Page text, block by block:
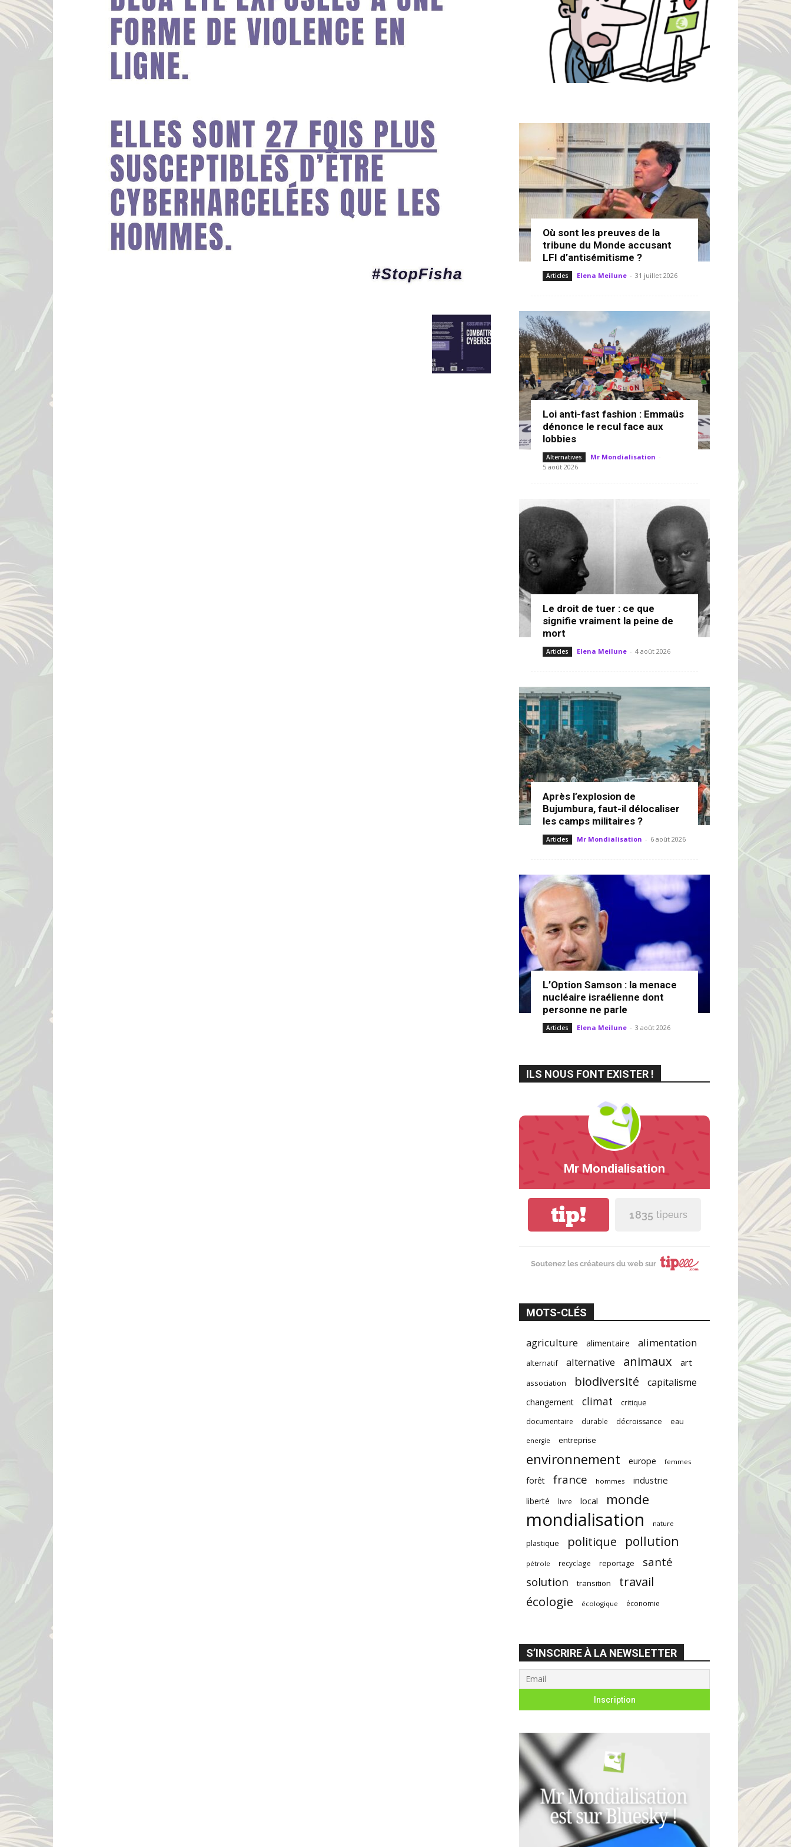
Où sont les preuves de la
tribune du Monde accusant
LFI d’antisémitisme ?
Articles Elena Meilune - 31 juillet 2026
Loi anti-fast fashion : Emmaüs
dénonce le recul face aux
lobbies
Alternatives Mr Mondialisation -
5 août 2026
Le droit de tuer : ce que
signifie vraiment la peine de
mort
Articles Elena Meilune - 4 août 2026
Après l’explosion de
Bujumbura, faut-il délocaliser
les camps militaires ?
Articles Mr Mondialisation - 6 août 2026
L’Option Samson : la menace
nucléaire israélienne dont
personne ne parle
Articles Elena Meilune - 3 août 2026
ILS NOUS FONT EXISTER !
Mr Mondialisation
tip! 1 835 tipeurs
Soutenez les créateurs du web sur
MOTS-CLÉS
agriculture alimentaire alimentation
alternatif alternative animaux art
association biodiversité capitalisme
changement climat
critique
documentaire
durable décroissance eau
energie entreprise
environnement europe femmes
forêt france hommes industrie
liberté livre local monde
mondialisation nature
plastique politique pollution
pétrole recyclage reportage
santé
solution
transition
travail
écologie
écologique économie
S’INSCRIRE À LA NEWSLETTER